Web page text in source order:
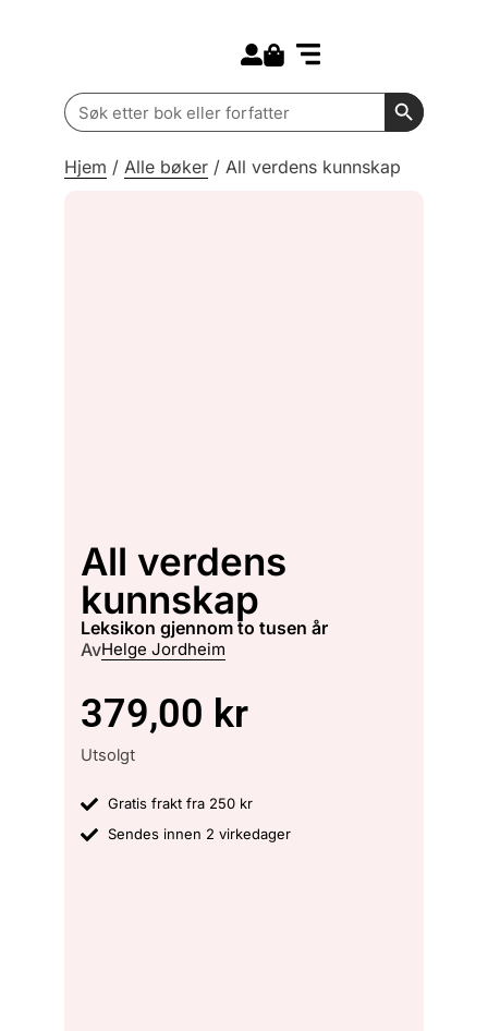
Search
for:
Search
Hjem / Alle bøker / All verdens kunnskap
All verdens
kunnskap
leksikon gjennom to tusen år
AvHelge Jordheim
379,00 kr
Utsolgt
Gratis frakt fra 250 kr
Sendes innen 2 virkedager